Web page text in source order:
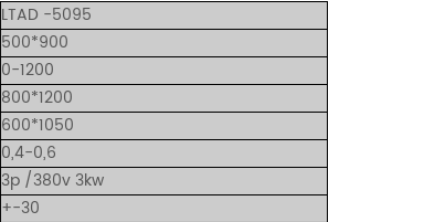
LTAD -5095
500*900
0-1200
800*1200
600*1050
0,4-0,6
3p /380v 3kw
+-30